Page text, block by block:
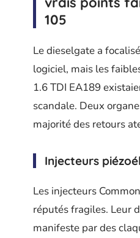
105
Le dieselgate a
logiciel, mais les
1.6 TDI EA189
scandale. Deux
majorité des retours
Injecteurs
Les injecteurs
réputés fragiles. Leur
manifeste par des